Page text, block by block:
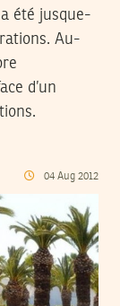
été jusque-
Au-
d’un
04 Aug 2012